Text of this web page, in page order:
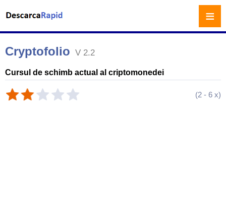
Cryptofolio V 2.2
Cursul de schimb actual al criptomonedei
(2 - 6 x)
≡